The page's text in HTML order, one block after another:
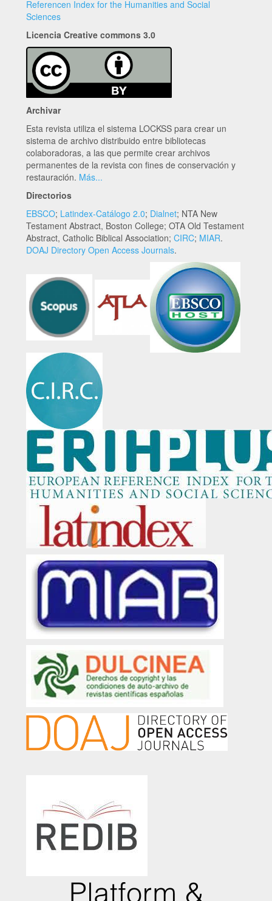
Referencen Index for the Humanities and Social
Sciences
Licencia Creative commons 3.0
Archivar
Esta revista utiliza el sistema LOCKSS para crear un
sistema de archivo distribuido entre bibliotecas
colaboradoras, a las que permite crear archivos
permanentes de la revista con fines de conservación y
restauración. Más...
Directorios
EBSCO; Latindex-Catálogo 2.0; Dialnet; NTA New
Testament Abstract, Boston College; OTA Old Testament
Abstract, Catholic Biblical Association; CIRC; MIAR.
DOAJ Directory Open Access Journals.